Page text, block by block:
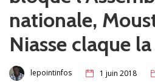
nationale,
Niasse claque
lepointinfos 1 juin 2018